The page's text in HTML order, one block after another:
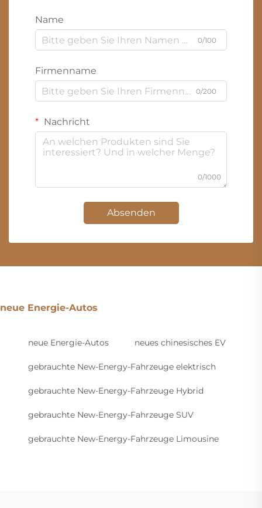
Name
0/100
Firmenname
0/200
Nachricht
0/1000
Absenden
neue Energie-Autos
neue Energie-Autos neues chinesisches EV
gebrauchte New-Energy-Fahrzeuge elektrisch
gebrauchte New-Energy-Fahrzeuge Hybrid
gebrauchte New-Energy-Fahrzeuge SUV
gebrauchte New-Energy-Fahrzeuge Limousine